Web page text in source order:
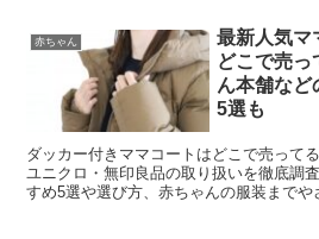
赤ちゃん
最新人気マ
どこで売っ
ん本舗など
5選も
ダッカー付きママコートはどこで売って
ユニクロ・無印良品の取り扱いを徹底調
すめ5選や選び方、赤ちゃんの服装までや